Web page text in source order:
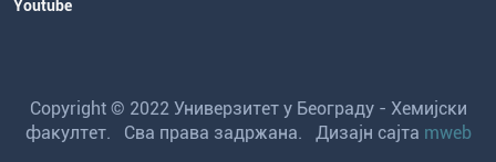
Youtube
Copyright © 2022 Универзитет у Београду - Хемијски
факултет. Сва права задржана. Дизајн сајта mweb